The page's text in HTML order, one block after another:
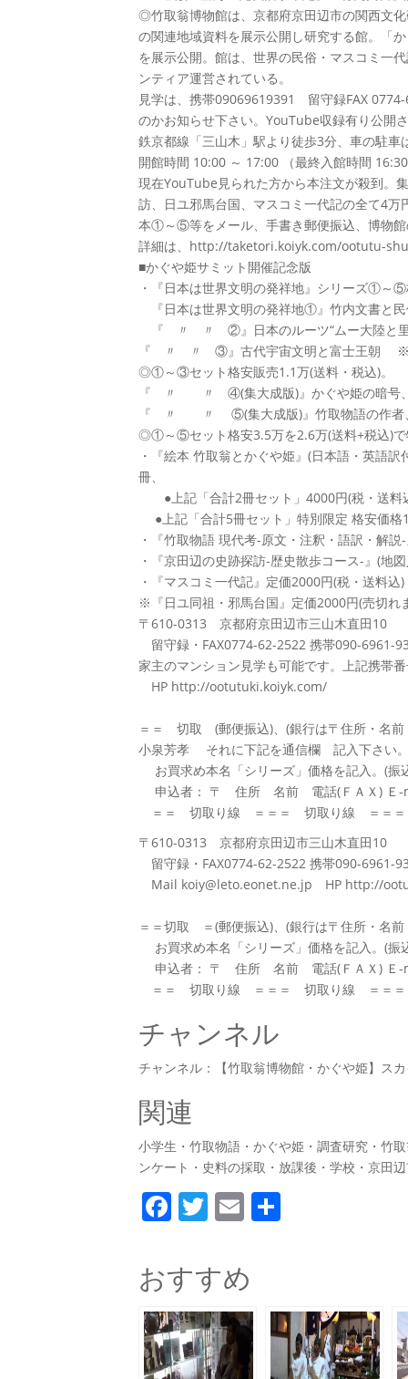
◎竹取翁博物館は、京都府京田辺市の関西文
の関連地域資料を展示公開し研究する館。「
を展示公開。館は、世界の民俗・マスコミ一
ンティア運営されている。
見学は、携帯09069619391 留守録FAX
のかお知らせ下さい。YouTube収録有り公開
鉄京都線「三山木」駅より徒歩3分、車の駐
開館時間 10:00 ～ 17:00 （最終入館時間
現在YouTube見られた方から本注文が殺到
訪、日ユ邪馬台国、マスコミ一代記の全て4
本①～⑤等をメール、手書き郵便振込、博物
詳細は、http://taketori.koiyk.com/ootutu-
■かぐや姫サミット開催記念版
・『日本は世界文明の発祥地』シリーズ①～
『日本は世界文明の発祥地①』竹内文書と
『 〃 〃 ②』日本のルーツ“ムー大陸と
『 〃 〃 ③』古代宇宙文明と富士王朝
◎①～③セット格安販売1.1万(送料・税込)。
『 〃 〃 ④(集大成版)』かぐや姫の暗号
『 〃 〃 ⑤(集大成版)』竹取物語の作者
◎①～⑤セット格安3.5万を2.6万(送料+税込)で
・『絵本 竹取翁とかぐや姫』(日本語・英語
冊、
●上記「合計2冊セット」4000円(税・送料
●上記「合計5冊セット」特別限定 格安価格
・『竹取物語 現代考-原文・注釈・語訳・解
・『京田辺の史跡探訪-歴史散歩コース-』(地
・『マスコミ一代記』定価2000円(税・送料込)
※『日ユ同祖・邪馬台国』定価2000円(売切れ
〒610-0313 京都府京田辺市三山木直田10
留守録・FAX0774-62-2522 携帯090-6961-
家主のマンション見学も可能です。上記携帯
HP http://ootutuki.koiyk.com/
＝＝ 切取 (郵便振込)、(銀行は〒住所・名
小泉芳孝 それに下記を通信欄 記入下さい
お買求め本名「シリーズ」価格を記入。(振
申込者： 〒 住所 名前 電話(ＦＡＸ) Ｅ-
＝＝ 切取り線 ＝＝＝ 切取り線 ＝＝＝
〒610-0313 京都府京田辺市三山木直田10
留守録・FAX0774-62-2522 携帯090-6961-
Mail koiy@leto.eonet.ne.jp HP http://
＝＝切取 ＝(郵便振込)、(銀行は〒住所・名
お買求め本名「シリーズ」価格を記入。(振
申込者： 〒 住所 名前 電話(ＦＡＸ) Ｅ-
＝＝ 切取り線 ＝＝＝ 切取り線 ＝＝＝
チャンネル
チャンネル：【竹取翁博物館・かぐや姫】ス
関連
小学生・竹取物語・かぐや姫・調査研究・竹
ンケート・史料の採取・放課後・学校・京田
F
c
e
b
o
T
itt
er
E
ai
l
おすすめ